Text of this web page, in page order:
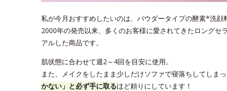
私が今月おすすめしたいのは、パウダータイプの酵素*洗顔
2000年の発売以来、多くのお客様に愛されてきたロング
アルした商品です。
肌状態に合わせて週2～4回を目安に使用。
また、メイクをしたまま少しだけソファで寝落ちしてしまっ
かない」と必ず手に取るほど頼りにしています！